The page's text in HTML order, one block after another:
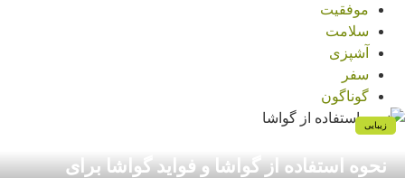
موفقیت
سلامت
آشپزی
سفر
گوناگون
نحوه استفاده از گواشا و فواید گواشا برای
زیبایی